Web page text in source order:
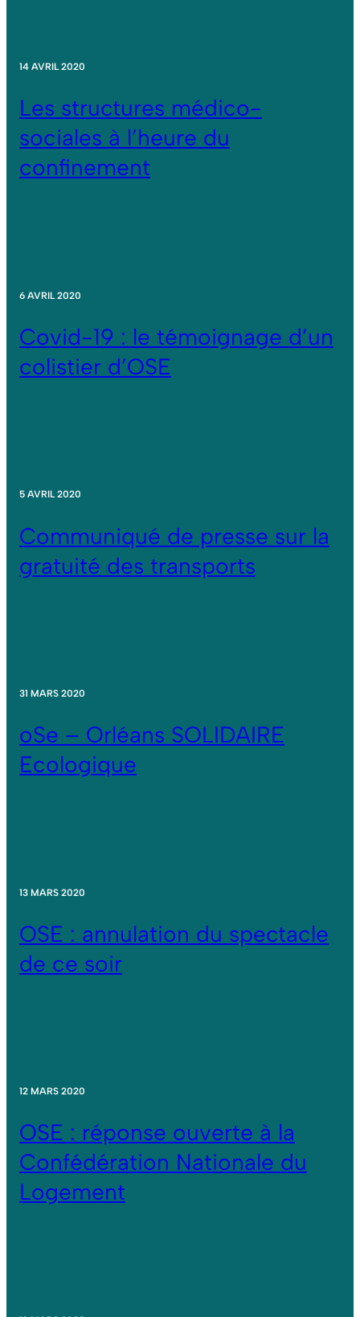
14 AVRIL 2020
Les structures médico-
sociales à l’heure du
confinement
6 AVRIL 2020
Covid-19 : le témoignage d’un
colistier d’OSE
5 AVRIL 2020
Communiqué de presse sur la
gratuité des transports
31 MARS 2020
oSe – Orléans SOLIDAIRE
Ecologique
13 MARS 2020
OSE : annulation du spectacle
de ce soir
12 MARS 2020
OSE : réponse ouverte à la
Confédération Nationale du
Logement